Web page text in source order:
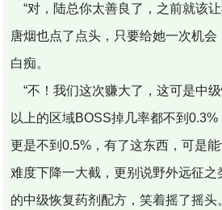
“对，陆总你太善良了，之前就该
唐烟也点了点头，只要给她一次机
白痴。
“不！我们这次赚大了，这可是中
以上的区域BOSS掉几率都不到
更是不到0.5%，有了这东西，可是
难度下降一大截，更别说野外远征之
的中级恢复药剂配方，笑着摇了摇头